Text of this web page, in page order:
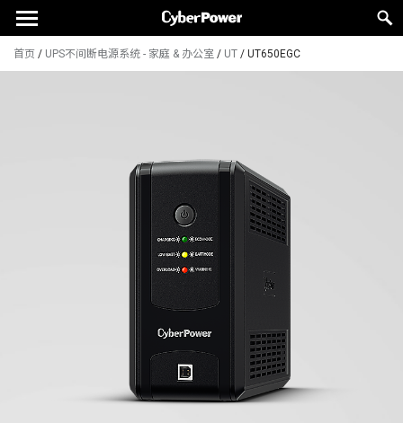
首页 / UPS不间断电源系统 - 家庭 & 办公室 / UT / UT650EGC